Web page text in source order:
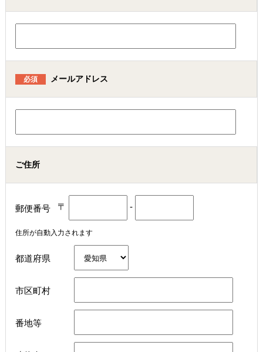
必須 メールアドレス
ご住所
郵便番号 〒 -
住所が自動入力されます
都道府県
市区町村
番地等